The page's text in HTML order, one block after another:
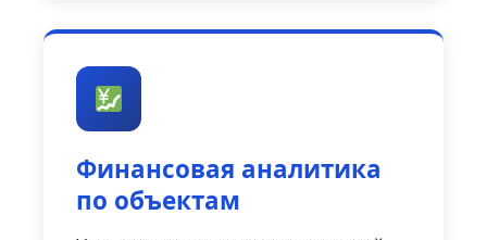
Финансовая аналитика
по объектам